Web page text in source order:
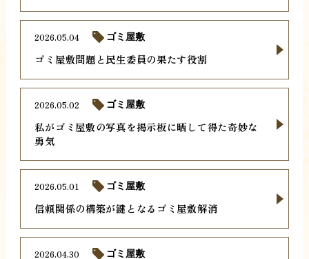
ゴミ屋敷問題と民生委員の果たす役割
2026.05.04 ゴミ屋敷
私がゴミ屋敷の写真を掲示板に晒して得た奇妙な
勇気
2026.05.02 ゴミ屋敷
信頼関係の構築が鍵となるゴミ屋敷解消
2026.05.01 ゴミ屋敷
2026.04.30 ゴミ屋敷